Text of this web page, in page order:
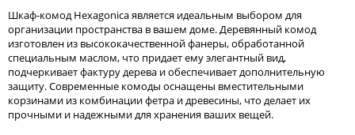
Шкаф-комод Hexagonica является идеальным выбором для
организации пространства в вашем доме. Деревянный комод
изготовлен из высококачественной фанеры, обработанной
специальным маслом, что придает ему элегантный вид,
подчеркивает фактуру дерева и обеспечивает дополнительную
защиту. Современные комоды оснащены вместительными
корзинами из комбинации фетра и древесины, что делает их
прочными и надежными для хранения ваших вещей.